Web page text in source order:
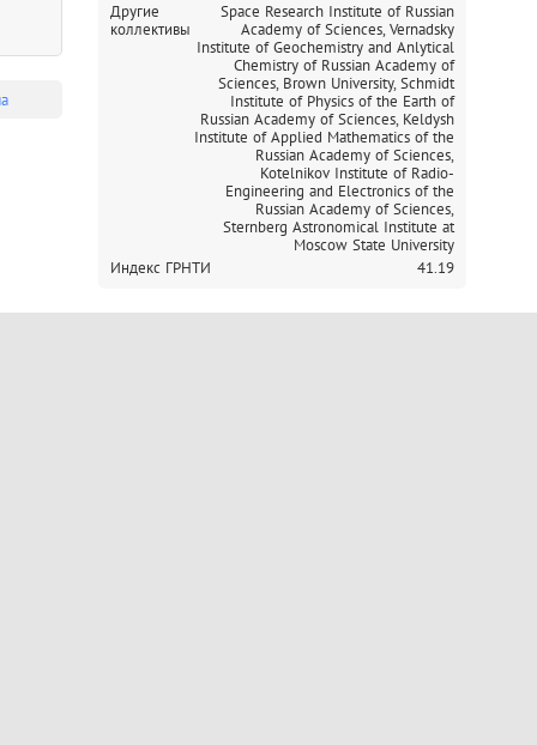
Другие
коллективы
Space Research Institute of Russian
Academy of Sciences, Vernadsky
Institute of Geochemistry and Anlytical
Chemistry of Russian Academy of
Sciences, Brown University, Schmidt
Institute of Physics of the Earth of
Russian Academy of Sciences, Keldysh
Institute of Applied Mathematics of the
Russian Academy of Sciences,
Kotelnikov Institute of Radio-
Engineering and Electronics of the
Russian Academy of Sciences,
Sternberg Astronomical Institute at
Moscow State University
Индекс ГРНТИ
41.19